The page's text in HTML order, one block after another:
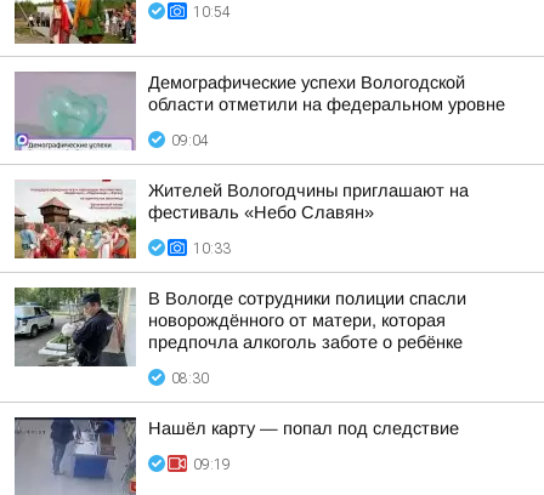
10:54
Демографические успехи Вологодской
области отметили на федеральном уровне
09:04
Жителей Вологодчины приглашают на
фестиваль «Небо Славян»
10:33
В Вологде сотрудники полиции спасли
новорождённого от матери, которая
предпочла алкоголь заботе о ребёнке
08:30
Нашёл карту — попал под следствие
09:19